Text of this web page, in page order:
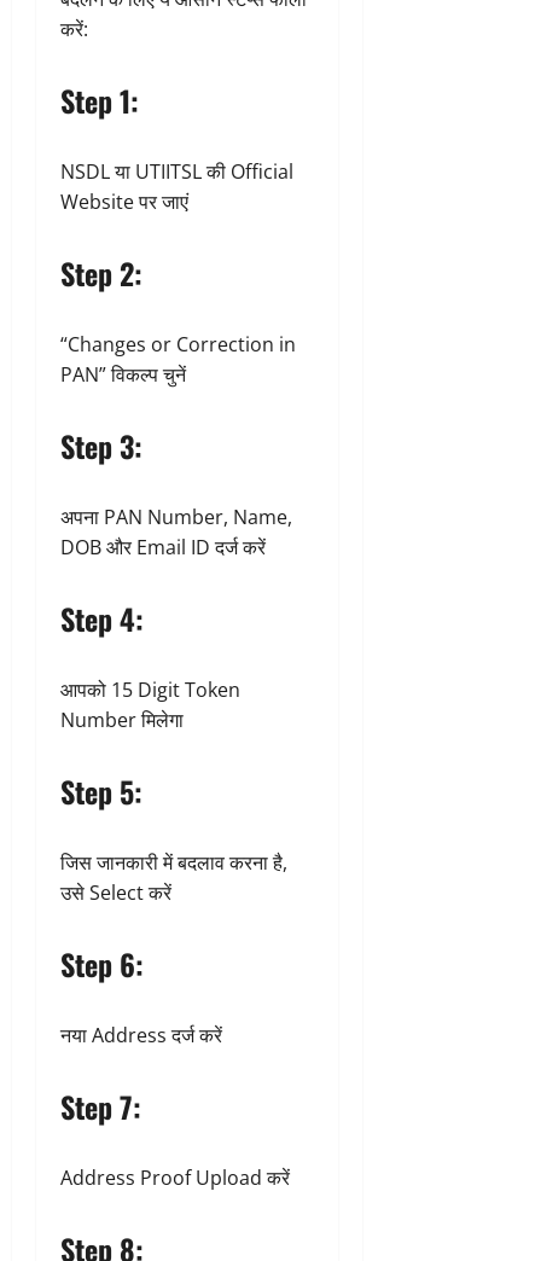
करें:
Step 1:
NSDL या UTIITSL की Official
Website पर जाएं
Step 2:
“Changes or Correction in
PAN” विकल्प चुनें
Step 3:
अपना PAN Number, Name,
DOB और Email ID दर्ज करें
Step 4:
आपको 15 Digit Token
Number मिलेगा
Step 5:
जिस जानकारी में बदलाव करना है,
उसे Select करें
Step 6:
नया Address दर्ज करें
Step 7:
Address Proof Upload करें
Step 8: